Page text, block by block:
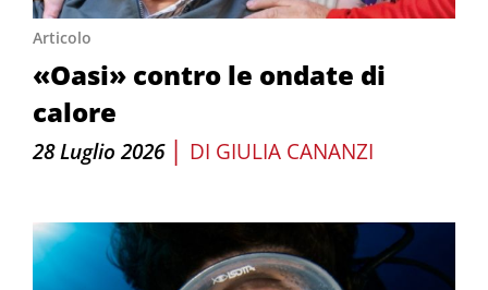
Articolo
«Oasi» contro le ondate di
calore
28 Luglio 2026 | DI GIULIA CANANZI